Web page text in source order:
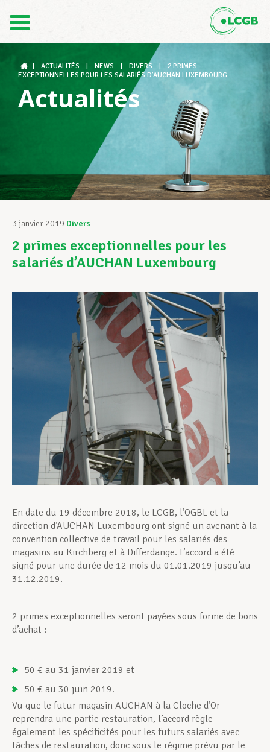
DE
Le LCGB
Structures syndicales
Assistance au Travail
Vos droits
Assistance en vie privée
Développement professionnel
Devenir Membre
Actualités
ACTUALITÉS NEWS DIVERS
2 PRIMES
EXCEPTIONNELLES POUR LES SALARIÉS D’AUCHAN LUXEMBOURG
Actualités
3 janvier 2019 Divers
2 primes exceptionnelles pour les
salariés d’AUCHAN Luxembourg
En date du 19 décembre 2018, le LCGB, l’OGBL et la
direction d’AUCHAN Luxembourg ont signé un avenant à la
convention collective de travail pour les salariés des
magasins au Kirchberg et à Differdange. L’accord a été
signé pour une durée de 12 mois du 01.01.2019 jusqu’au
31.12.2019.
2 primes exceptionnelles seront payées sous forme de bons
d’achat :
50 € au 31 janvier 2019 et
50 € au 30 juin 2019.
Vu que le futur magasin AUCHAN à la Cloche d’Or
reprendra une partie restauration, l’accord règle
également les spécificités pour les futurs salariés avec
tâches de restauration, donc sous le régime prévu par le